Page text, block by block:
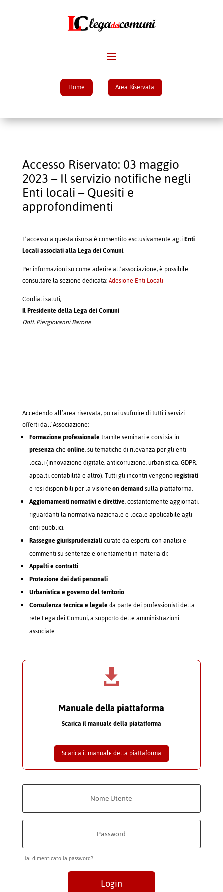
Home Area Riservata
Accesso Riservato: 03 maggio
2023 – Il servizio notifiche negli
Enti locali – Quesiti e
approfondimenti
L’accesso a questa risorsa è consentito esclusivamente agliEnti
Locali associati alla Lega dei Comuni.
Per informazioni su come aderire all’associazione, è possibile
consultare la sezione dedicata:Adesione Enti Locali
Cordiali saluti,
Il Presidente della Lega dei Comuni
Dott. Piergiovanni Barone
Accedendo all’area riservata, potrai usufruire di tutti i servizi
offerti dall’Associazione:
Formazione professionaletramite seminari e corsi sia in
presenzacheonline, su tematiche di rilevanza per gli enti
locali (innovazione digitale, anticorruzione, urbanistica, GDPR,
appalti, contabilità e altro). Tutti gli incontri vengonoregistrati
e resi disponibili per la visioneon demandsulla piattaforma.
Aggiornamenti normativi e direttive, costantemente aggiornati,
riguardanti la normativa nazionale e locale applicabile agli
enti pubblici.
Rassegne giurisprudenzialicurate da esperti, con analisi e
commenti su sentenze e orientamenti in materia di:
Appalti e contratti
Protezione dei dati personali
Urbanistica e governo del territorio
Consulenza tecnica e legaleda parte dei professionisti della
rete Lega dei Comuni, a supporto delle amministrazioni
associate.

Manuale della piattaforma
Scarica il manuale della piatatforma
Scarica il manuale della piattaforma
Hai dimenticato la password?
Login